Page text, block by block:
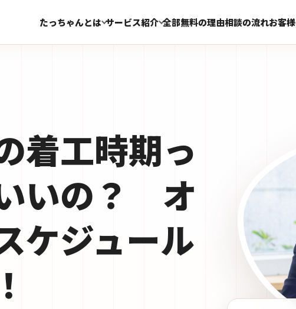
たっちゃんとは サービス紹介 全部無料の理由相談の流れお客
着工時期っ
いの？ オ
ケジュール